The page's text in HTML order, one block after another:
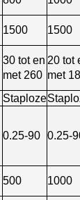
1500 1500
30 tot en
met 260
20 tot
met
Staploze
0.25-90 0.25-
500 1000